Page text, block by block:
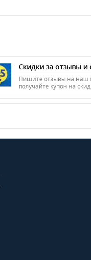
Скидки за отзывы и
Пишите отзывы на наш
получайте купон на